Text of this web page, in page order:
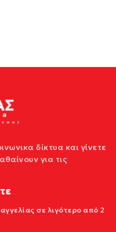
δίκτυα και γίνετε
για τις
σε λιγότερο από 2